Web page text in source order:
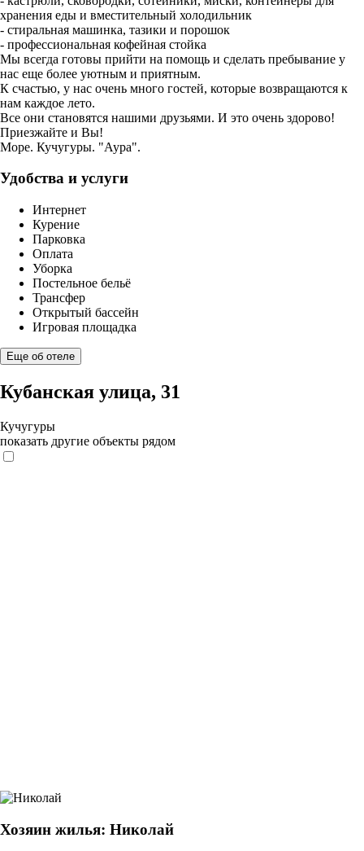
хранения еды и вместительный холодильник
- стиральная машинка, тазики и порошок
- профессиональная кофейная стойка
Мы всегда готовы прийти на помощь и сделать пребывание у
нас еще более уютным и приятным.
К счастью, у нас очень много гостей, которые возвращаются к
нам каждое лето.
Все они становятся нашими друзьями. И это очень здорово!
Приезжайте и Вы!
Море. Кучугуры. "Аура".
Удобства и услуги
Интернет
Курение
Парковка
Оплата
Уборка
Постельное бельё
Трансфер
Открытый бассейн
Игровая площадка
Еще об отеле
Кубанская улица, 31
Кучугуры
показать другие объекты рядом
Хозяин жилья: Николай